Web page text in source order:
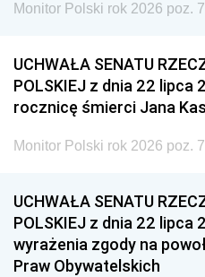
Monitor Polski rok 2026 poz.
UCHWAŁA SENATU
POLSKIEJ z dnia 22 lipca
rocznicę śmierci Jana
Monitor Polski rok 2026 poz.
UCHWAŁA SENATU
POLSKIEJ z dnia 22 lipca
wyrażenia zgody na
Praw Obywatelskich